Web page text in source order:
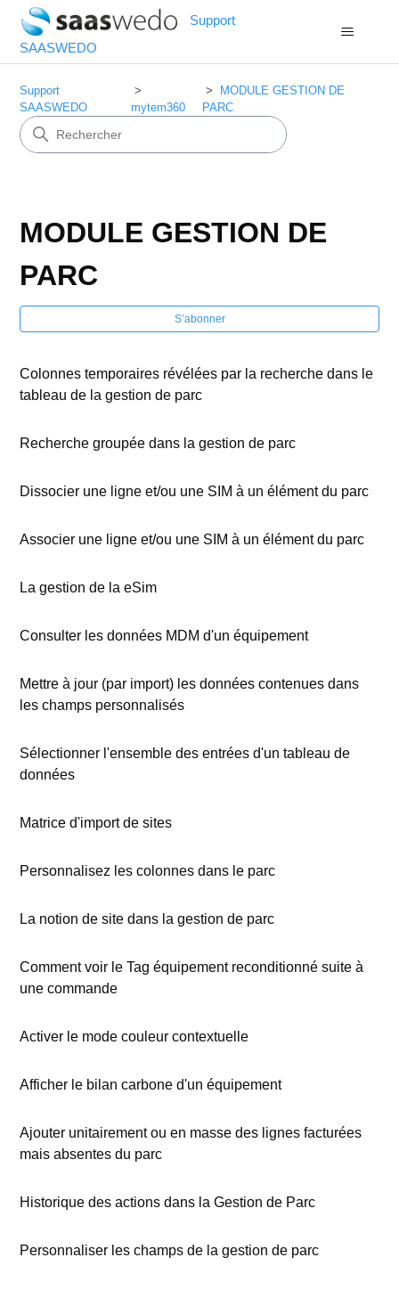
Support
SAASWEDO
Support
SAASWEDO
mytem360
MODULE GESTION DE
PARC
MODULE GESTION DE
PARC
S’abonner
Colonnes temporaires révélées par la recherche dans le
tableau de la gestion de parc
Recherche groupée dans la gestion de parc
Dissocier une ligne et/ou une SIM à un élément du parc
Associer une ligne et/ou une SIM à un élément du parc
La gestion de la eSim
Consulter les données MDM d'un équipement
Mettre à jour (par import) les données contenues dans
les champs personnalisés
Sélectionner l'ensemble des entrées d'un tableau de
données
Matrice d'import de sites
Personnalisez les colonnes dans le parc
La notion de site dans la gestion de parc
Comment voir le Tag équipement reconditionné suite à
une commande
Activer le mode couleur contextuelle
Afficher le bilan carbone d'un équipement
Ajouter unitairement ou en masse des lignes facturées
mais absentes du parc
Historique des actions dans la Gestion de Parc
Personnaliser les champs de la gestion de parc